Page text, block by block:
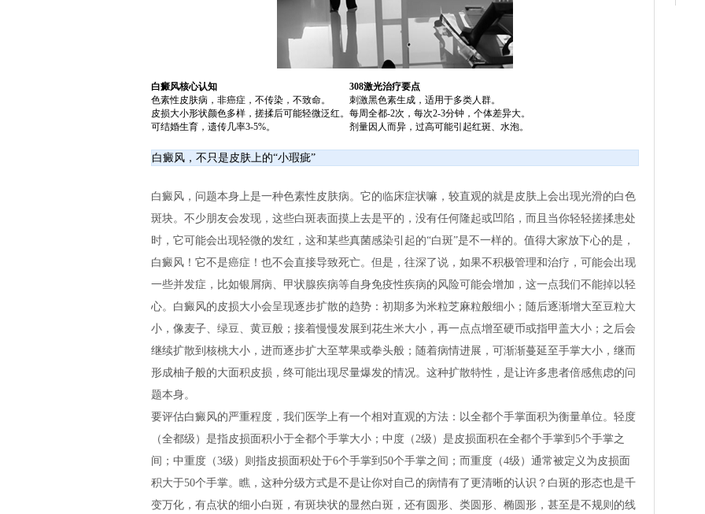
白癜风核心认知
308激光治疗要点
色素性皮肤病，非癌症，不传染，不致命。
刺激黑色素生成，适用于多类人群。
皮损大小形状颜色多样，搓揉后可能轻微泛红。 每周全都-2次，每次2-3分钟，个体差异大。
可结婚生育，遗传几率3-5%。
剂量因人而异，过高可能引起红斑、水泡。
白癜风，不只是皮肤上的“小瑕疵”
白癜风，问题本身上是一种色素性皮肤病。它的临床症状嘛，较直观的就是皮肤上会出现光滑的白色
斑块。不少朋友会发现，这些白斑表面摸上去是平的，没有任何隆起或凹陷，而且当你轻轻搓揉患处
时，它可能会出现轻微的发红，这和某些真菌感染引起的“白斑”是不一样的。值得大家放下心的是，
白癜风！它不是癌症！也不会直接导致死亡。但是，往深了说，如果不积极管理和治疗，可能会出现
一些并发症，比如银屑病、甲状腺疾病等自身免疫性疾病的风险可能会增加，这一点我们不能掉以轻
心。白癜风的皮损大小会呈现逐步扩散的趋势：初期多为米粒芝麻粒般细小；随后逐渐增大至豆粒大
小，像麦子、绿豆、黄豆般；接着慢慢发展到花生米大小，再一点点增至硬币或指甲盖大小；之后会
继续扩散到核桃大小，进而逐步扩大至苹果或拳头般；随着病情进展，可渐渐蔓延至手掌大小，继而
形成柚子般的大面积皮损，终可能出现尽量爆发的情况。这种扩散特性，是让许多患者倍感焦虑的问
题本身。
要评估白癜风的严重程度，我们医学上有一个相对直观的方法：以全都个手掌面积为衡量单位。轻度
（全都级）是指皮损面积小于全都个手掌大小；中度（2级）是皮损面积在全都个手掌到5个手掌之
间；中重度（3级）则指皮损面积处于6个手掌到50个手掌之间；而重度（4级）通常被定义为皮损面
积大于50个手掌。瞧，这种分级方式是不是让你对自己的病情有了更清晰的认识？白斑的形态也是千
变万化，有点状的细小白斑，有斑块状的显然白斑，还有圆形、类圆形、椭圆形，甚至是不规则的线